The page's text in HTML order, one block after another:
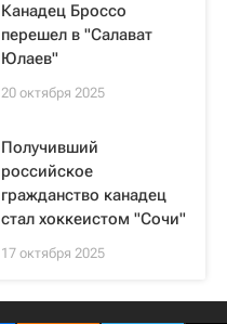
Канадец Броссо
перешел в "Салават
Юлаев"
20 октября 2025
Получивший
российское
гражданство канадец
стал хоккеистом "Сочи"
17 октября 2025